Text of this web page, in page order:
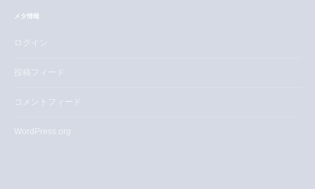
メタ情報
ログイン
投稿フィード
コメントフィード
WordPress.org